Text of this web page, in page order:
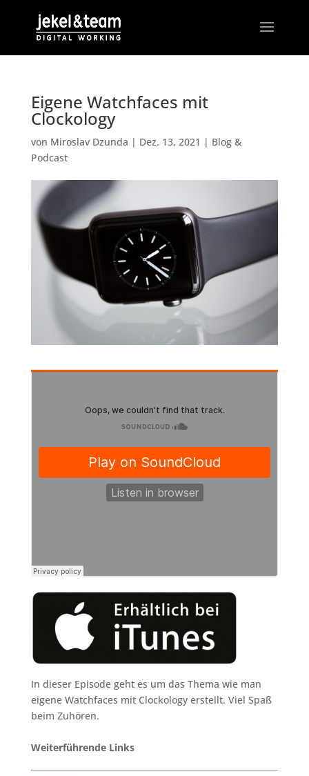
Eigene Watchfaces mit
Clockology
von Miroslav Dzunda | Dez. 13, 2021 | Blog &
Podcast
In dieser Episode geht es um das Thema wie man
eigene Watchfaces mit Clockology erstellt. Viel Spaß
beim Zuhören.
Weiterführende Links